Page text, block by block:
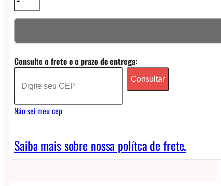
Blvk
Nicsalt
Double
Kiwi
Ice
quantidade
Consulte o frete e o prazo de entrega:
Consultar
Não sei meu cep
Saiba mais sobre nossa polítca de frete.